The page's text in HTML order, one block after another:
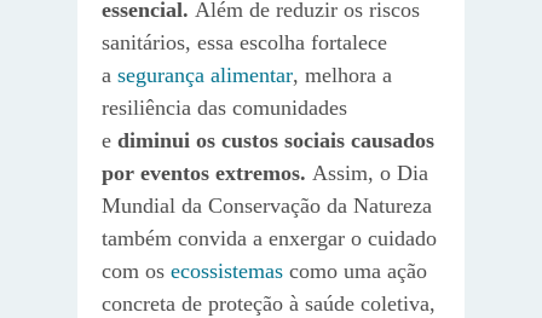
essencial. Além de reduzir os riscos
sanitários, essa escolha fortalece
a segurança alimentar, melhora a
resiliência das comunidades
e diminui os custos sociais causados
por eventos extremos. Assim, o Dia
Mundial da Conservação da Natureza
também convida a enxergar o cuidado
com os ecossistemas como uma ação
concreta de proteção à saúde coletiva,